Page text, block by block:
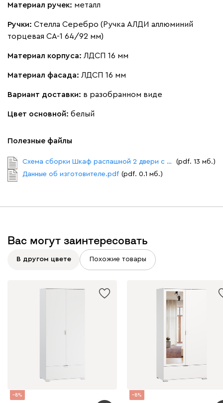
Материал ручек: металл
Ручки: Стелла Серебро (Ручка АЛДИ аллюминий
торцевая CA-1 64/92 мм)
Материал корпуса: ЛДСП 16 мм
Материал фасада: ЛДСП 16 мм
Вариант доставки: в разобранном виде
Цвет основной: белый
Полезные файлы
Схема сборки Шкаф распашной 2 двери с ящиком Стелла.pdf
(pdf. 13 мб.)
Данные об изготовителе.pdf (pdf. 0.1 мб.)
Вас могут заинтересовать
В другом цвете Похожие товары
8 8